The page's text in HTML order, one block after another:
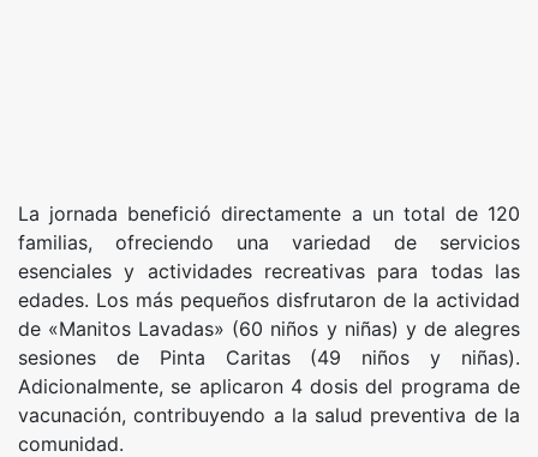
La jornada benefició directamente a un total de 120
familias, ofreciendo una variedad de servicios
esenciales y actividades recreativas para todas las
edades. Los más pequeños disfrutaron de la actividad
de «Manitos Lavadas» (60 niños y niñas) y de alegres
sesiones de Pinta Caritas (49 niños y niñas).
Adicionalmente, se aplicaron 4 dosis del programa de
vacunación, contribuyendo a la salud preventiva de la
comunidad.